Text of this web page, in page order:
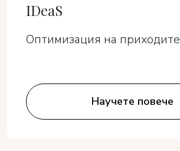
IDeaS
Оптимизация на приходите
Научете повече